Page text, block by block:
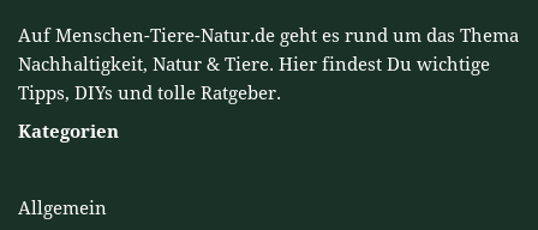
Auf Menschen-Tiere-Natur.de geht es rund um das Thema
Nachhaltigkeit, Natur & Tiere. Hier findest Du wichtige
Tipps, DIYs und tolle Ratgeber.
Kategorien
Allgemein